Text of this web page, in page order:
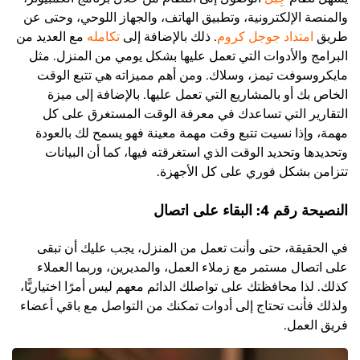
والمنصة الإلكترونية، وتطبيق الهاتف، والجهاز اللوحي، وحتى عن
طريق امتداد جوجل كروم. ذلك بالإضافة إلى تكامله مع العديد من
البرامج والأدوات التي تعمل عليها بشكل يومي من المنزل. مثل
مايكروسوفت تيمز، وسلاك. ومن أهم مميزاته هي تتبع الوقت
الخاص بك أو بالمشاريع التي تعمل عليها. بالإضافة إلى ميزة
التقارير التي تساعدك في معرفة الوقت المستغرق على كل
مهمة، وإذا نسيت تتبع وقت مهمة معينة فهو يسمح لك بالعودة
وتحديدها وتحديد الوقت الذي استغرقته فيها، كما أن البيانات
تتزامن بشكل فوري على كل الأجهزة.
النصيحة رقم 4: البقاء على اتصال
في الحقيقة، حتى وأنت تعمل من المنزل، يجب عليك أن تبقى
على اتصال مستمر مع زملاء العمل، والمديرين، وربما العملاء
كذلك. لذا محافظتك على تواصلك الدائم معهم ليس أمرًا اختياريًّا،
ولذلك فأنت تحتاج إلى أدوات تمكنك من التواصل مع باقي أعضاء
فريق العمل.